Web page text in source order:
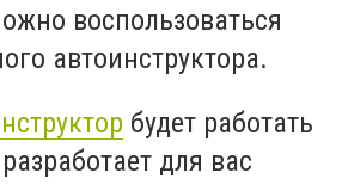
воспользоваться
автоинструктора.
будет работать
для вас